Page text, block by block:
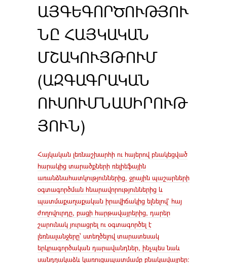
ԱՅԳԵԳՈՐԾՈՒԹՅՈՒ
ՆԸ ՀԱՅԿԱԿԱՆ
ՄՇԱԿՈՒՅԹՈՒՄ
(ԱԶԳԱԳՐԱԿԱՆ
ՈՒՍՈՒՄՆԱՍԻՐՈՒԹ
ՅՈՒՆ)
Հայկական լեռնաշխարհի ու հայերով բնակեցված
հարակից տարածքների ռելիեֆային
առանձնահատկություններից, ջրային պաշարների
օգտագործման հնարավորություններից և
պատմաքաղաքական իրավիճակից ելնելով` հայ
ժողովուրդը, բացի հարթավայրերից, դարեր
շարունակ յուրացրել ու օգտագործել է
լեռնալանջերը՝ ստեղծելով տարատեսակ
երկրագործական դարավանդներ, ինչպես նաև
սանդղակաձև կառուցապատմամբ բնակավայրեր։